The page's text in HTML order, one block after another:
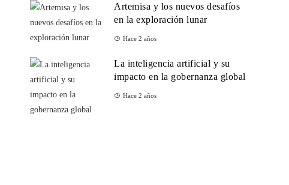
Artemisa y los nuevos desafíos
en la exploración lunar
Hace 2 años
La inteligencia artificial y su
impacto en la gobernanza global
Hace 2 años